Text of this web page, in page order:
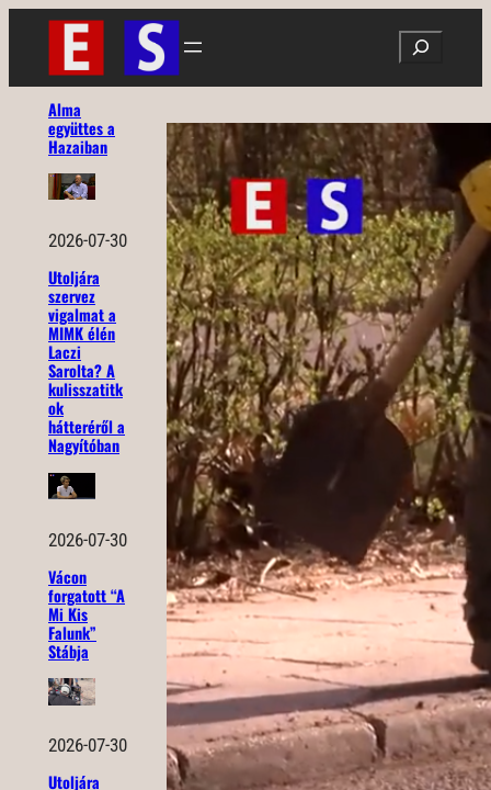
Ugrás
tartalomhoz
Search
Alma
együttes a
Hazaiban
2026-07-30
Utoljára
szervez
vigalmat a
MIMK élén
Laczi
Sarolta? A
kulisszatitk
ok
hátteréről a
Nagyítóban
2026-07-30
Vácon
forgatott “A
Mi Kis
Falunk”
Stábja
2026-07-30
Utoljára